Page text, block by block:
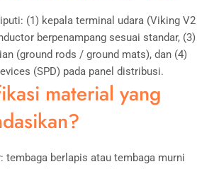
(1) kepala terminal udara (Viking V2
berpenampang sesuai standar, (3)
(ground rods / ground mats), dan (4)
(SPD) pada panel distribusi.
material yang
tembaga berlapis atau tembaga murni